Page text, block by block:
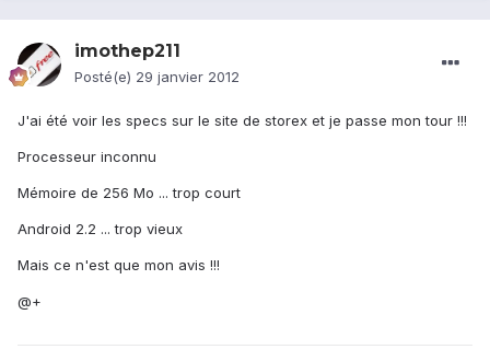
imothep211
Posté(e) 29 janvier 2012
J'ai été voir les specs sur le site de storex et je passe mon tour !!!
Processeur inconnu
Mémoire de 256 Mo ... trop court
Android 2.2 ... trop vieux
Mais ce n'est que mon avis !!!
@+